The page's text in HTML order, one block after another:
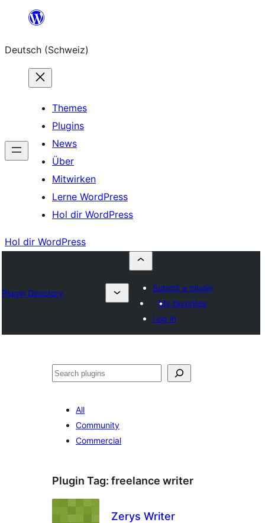
springen
Deutsch (Schweiz)
Themes
Plugins
News
Über
Mitwirken
Lerne WordPress
Hol dir WordPress
Hol dir WordPress
Plugin Directory
Submit a plugin
My favorites
Log in
Suchen
All
Community
Commercial
Plugin Tag: freelance writer
Zerys Writer